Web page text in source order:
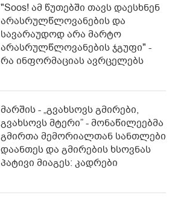
"Soos! ამ წუთებში თავს დაესხნენ
არასრულწლოვანების და
სავარაუდოდ არა მარტო
არასრულწლოვანების ჯგუფი" -
რა ინფორმაციას ავრცელებს
მარშის - „გვახსოვს გმირები,
გვახსოვს მტერი” - მონაწილეებმა
გმირთა მემორიალთან სანთლები
დაანთეს და გმირების ხსოვნას
პატივი მიაგეს: კადრები